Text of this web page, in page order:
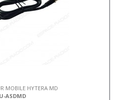
MOBILE HYTERA MD
ASDMD